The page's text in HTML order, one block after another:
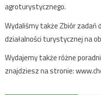
agroturystycznego.
Wydaliśmy takżeZbiór zadań
działalności turystycznej na
Wydajemy także różne
znajdziesz na stronie: